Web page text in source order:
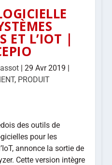
ET L’IOT |
| 29 Avr 2019 |
, PRODUIT
des outils de
pour les
annonce la sortie de
Cette version intègre